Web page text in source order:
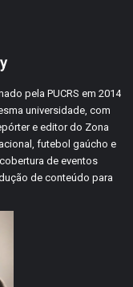
pela PUCRS em 2014
universidade, com
e editor do Zona
futebol gaúcho e
de eventos
de conteúdo para